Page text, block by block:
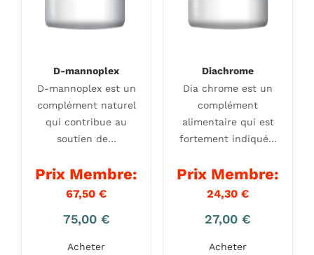
D-mannoplex
D-mannoplex est un
complément naturel
qui contribue au
soutien de…
Prix Membre:
67,50 €
75,00 €
Acheter
Diachrome
Dia chrome est un
complément
alimentaire qui est
fortement indiqué…
Prix Membre:
24,30 €
27,00 €
Acheter